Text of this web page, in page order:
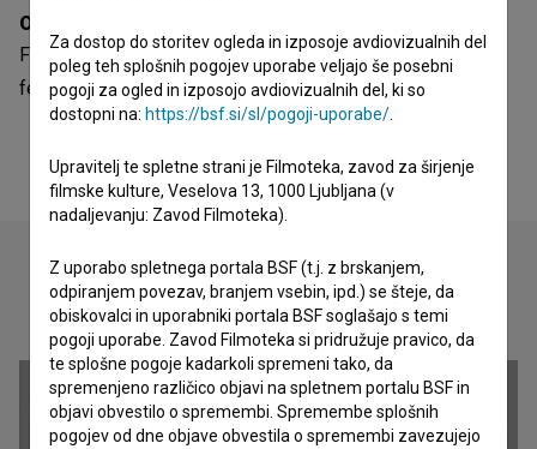
Opis
Filmed by Bike Film Festival je ameriška organizacija -
festival.
Oglejte si
Za dostop do storitev ogleda in izposoje avdiovizualnih del
poleg teh splošnih pogojev uporabe veljajo še posebni
pogoji za ogled in izposojo avdiovizualnih del, ki so
dostopni na: https://bsf.si/sl/pogoji-uporabe/
Upravitelj te spletne strani je Filmoteka, zavod za širjenje
filmske kulture, Veselova 13, 1000 Ljubljana (v
nadaljevanju: Zavod Filmoteka).
Z uporabo spletnega portala BSF (t.j. z brskanjem,
odpiranjem povezav, branjem vsebin, ipd.) se šteje, da
obiskovalci in uporabniki portala BSF soglašajo s temi
pogoji uporabe. Zavod Filmoteka si pridružuje pravico, da
te splošne pogoje kadarkoli spremeni tako, da
spremenjeno različico objavi na spletnem portalu BSF in
objavi obvestilo o spremembi. Spremembe splošnih
pogojev od dne objave obvestila o spremembi zavezujejo